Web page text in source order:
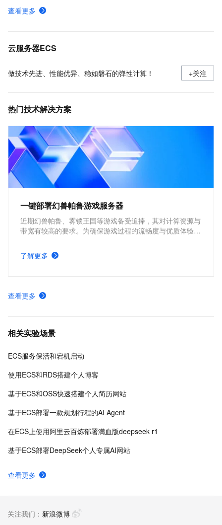
在Linux上安装Docker和Docker Compose
使用安全组
查看更多
云服务器ECS
做技术先进、性能优异、稳如磐石的弹性计算！ +关注
热门技术解决方案
一键部署幻兽帕鲁游戏服务器
近期幻兽帕鲁、雾锁王国等游戏备受追捧，其对计算资源与
带宽有较高的要求。为确保游戏过程的流畅度与优质体验，
大的玩家群体提供专属联机服务器，一键购买部署，轻松开
启游戏。
了解更多
查看更多
相关实验场景
ECS服务保活和宕机启动
使用ECS和RDS搭建个人博客
基于ECS和OSS快速搭建个人简历网站
基于ECS部署一款规划行程的AI Agent
在ECS上使用阿里云百炼部署满血版deepseek r1
基于ECS部署DeepSeek个人专属AI网站
查看更多
关注我们： 新浪微博